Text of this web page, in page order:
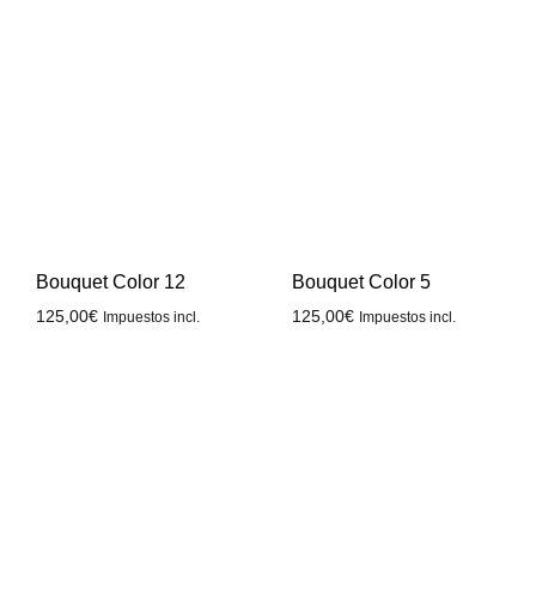
Bouquet Color 12
125,00€ Impuestos incl.
Bouquet Color 5
125,00€ Impuestos incl.